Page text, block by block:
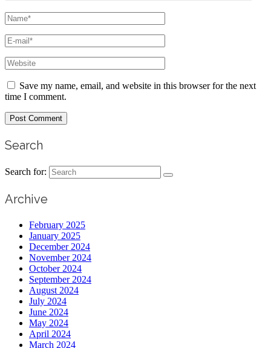
Save my name, email, and website in this browser for the next
time I comment.
Search
Search for:
Archive
February 2025
January 2025
December 2024
November 2024
October 2024
September 2024
August 2024
July 2024
June 2024
May 2024
April 2024
March 2024